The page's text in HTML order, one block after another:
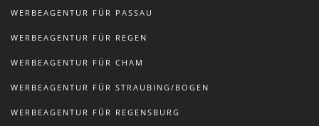
WERBEAGENTUR FÜR PASSAU
WERBEAGENTUR FÜR REGEN
WERBEAGENTUR FÜR CHAM
WERBEAGENTUR FÜR STRAUBING/BOGEN
WERBEAGENTUR FÜR REGENSBURG